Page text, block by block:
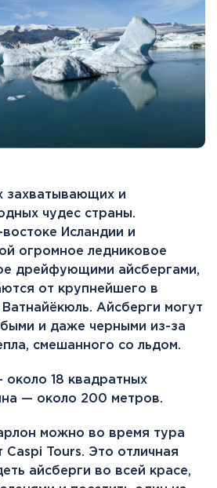
захватывающих и
чудес страны.
Исландии и
огромное ледниковое
дрейфующими айсбергами,
от крупнейшего в
Айсберги могут
и даже черными из-за
смешанного со льдом.
около 18 квадратных
— около 200 метров.
можно во время тура
Caspi Tours. Это отличная
айсберги во всей красе,